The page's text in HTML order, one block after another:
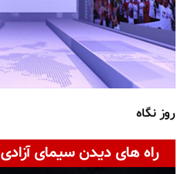
روز نگاه
راه های دیدن سیمای آزادی